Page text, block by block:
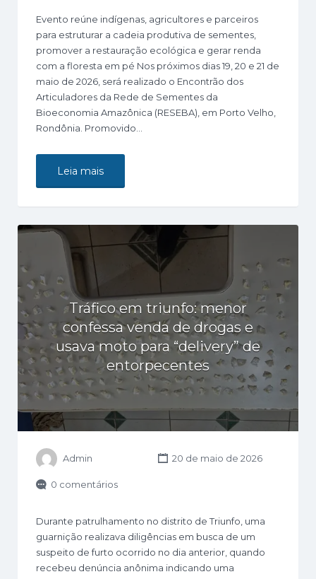
Evento reúne indígenas, agricultores e parceiros
para estruturar a cadeia produtiva de sementes,
promover a restauração ecológica e gerar renda
com a floresta em pé Nos próximos dias 19, 20 e 21 de
maio de 2026, será realizado o Encontrão dos
Articuladores da Rede de Sementes da
Bioeconomia Amazônica (RESEBA), em Porto Velho,
Rondônia. Promovido…
Leia mais
Tráfico em triunfo: menor
confessa venda de drogas e
usava moto para “delivery” de
entorpecentes
Admin 20 de maio de 2026
0 comentários
Durante patrulhamento no distrito de Triunfo, uma
guarnição realizava diligências em busca de um
suspeito de furto ocorrido no dia anterior, quando
recebeu denúncia anônima indicando uma